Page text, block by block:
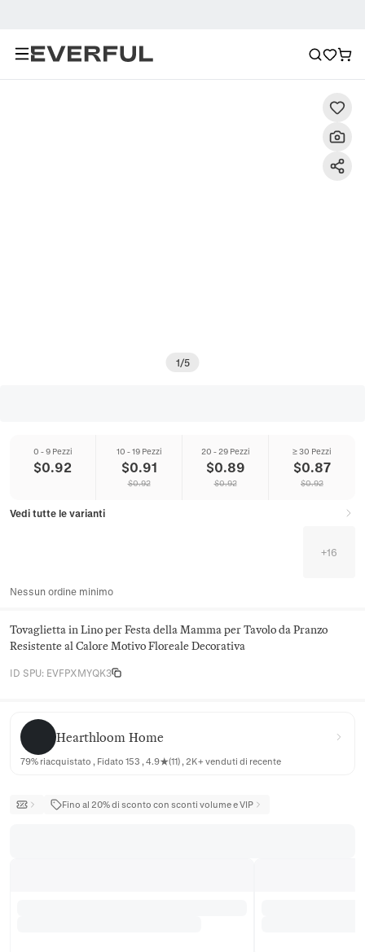
1/5
0 - 9 Pezzi
$0.92
10 - 19 Pezzi
$0.91
$0.92
20 - 29 Pezzi
$0.89
$0.92
≥ 30 Pezzi
$0.87
$0.92
Vedi tutte le varianti
+16
Nessun ordine minimo
Tovaglietta in Lino per Festa della Mamma per Tavolo da Pranzo
Resistente al Calore Motivo Floreale Decorativa
ID SPU: EVFPXMYQK3
Hearthloom Home
Hearthloom Home
79% riacquistato , Fidato 153 , 4.9★(11) , 2K+ venduti di recente
Fino al 20% di sconto con sconti volume e VIP